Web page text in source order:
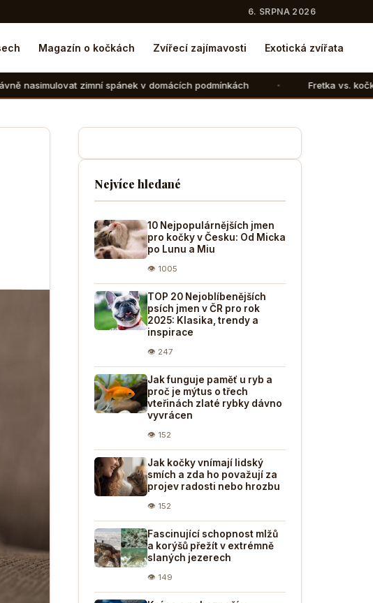
6. SRPNA 2026
Magazín o kočkách Zvířecí zajímavosti Exotická zvířata
spánek v domácích podmínkách Fretka vs. kočka: V čem se liší
Nejvíce hledané
10 Nejpopulárnějších jmen
pro kočky v Česku: Od Micka
po Lunu a Miu
👁 1005
TOP 20 Nejoblíbenějších
psích jmen v ČR pro rok
2025: Klasika, trendy a
inspirace
👁 247
Jak funguje paměť u ryb a
proč je mýtus o třech
vteřinách zlaté rybky dávno
vyvrácen
👁 152
Jak kočky vnímají lidský
smích a zda ho považují za
projev radosti nebo hrozbu
👁 152
Fascinující schopnost mlžů
a korýšů přežít v extrémně
slaných jezerech
👁 149